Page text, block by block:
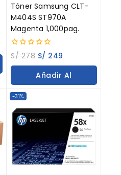
Tóner Samsung CLT-
M404S ST970A
Magenta 1,000pag.
0
out
of
S/278 S/ 249
Añadir Al
-31%